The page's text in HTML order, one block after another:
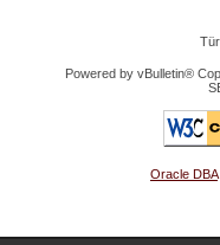
Powered by vBulletin®
Oracle DBA